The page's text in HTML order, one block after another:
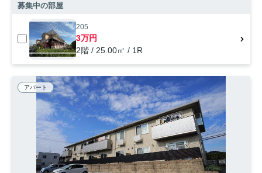
募集中の部屋
205
3万円
2階 / 25.00㎡ / 1R
アパート